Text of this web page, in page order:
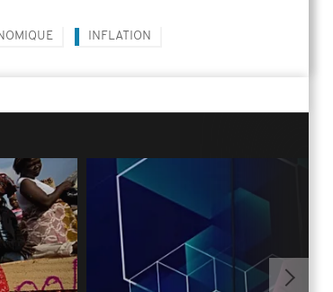
INFLATION